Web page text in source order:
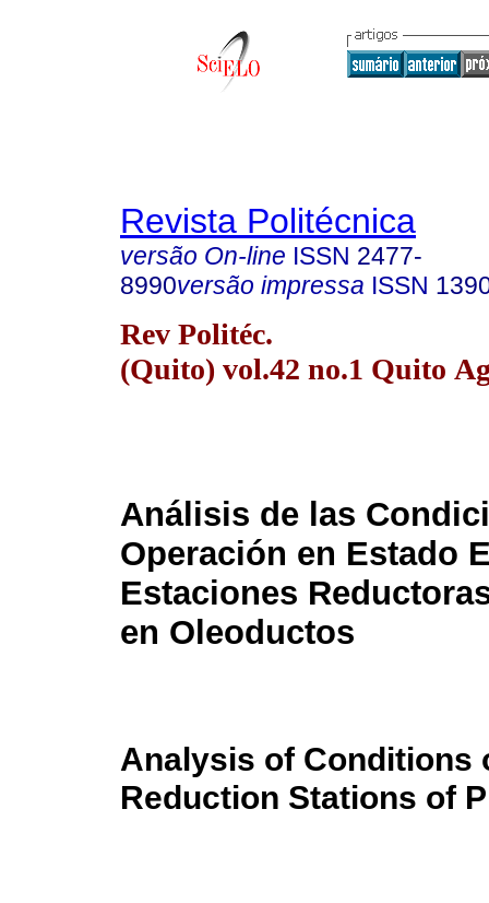
Revista Politécnica
versão On-line ISSN 2477-
8990versão impressa ISSN
Rev Politéc.
(Quito) vol.42 no.1 Quito
Análisis de las
Operación en Estado
Estaciones
en Oleoductos
Analysis of Conditions
Reduction Stations of